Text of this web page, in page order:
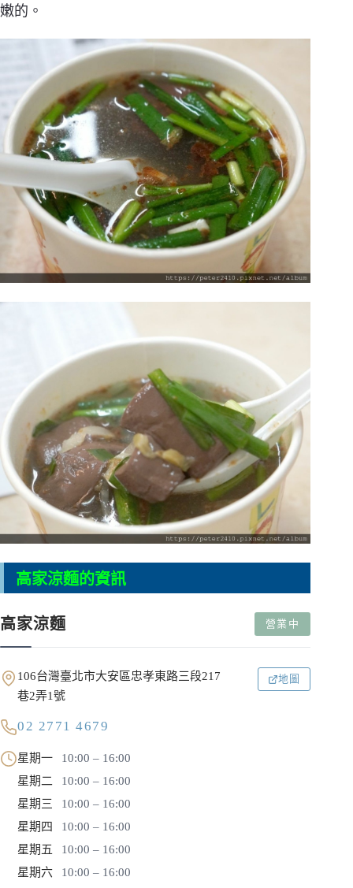
嫩的。
高家涼麵的資訊
高家涼麵 營業中
106台灣臺北市大安區忠孝東路三段217
巷2弄1號
地圖
02 2771 4679
星期一
10:00 – 16:00
星期二
10:00 – 16:00
星期三
10:00 – 16:00
星期四
10:00 – 16:00
星期五
10:00 – 16:00
星期六
10:00 – 16:00